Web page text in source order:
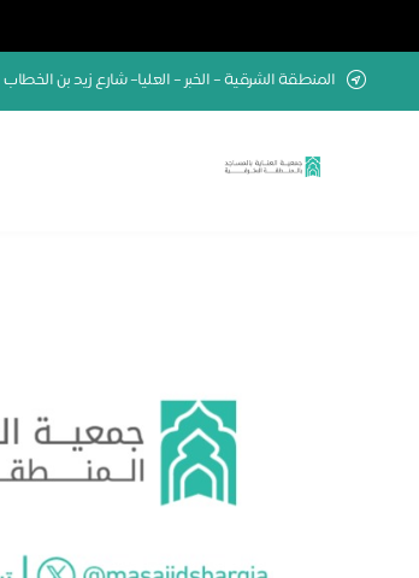
المنطقة الشرقية – الخبر – العليا– شارع زيد بن الخطاب